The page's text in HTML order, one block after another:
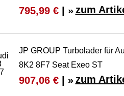
795,99 €| » zum
JP GROUP Turbolader für
8K2 8F7 Seat Exeo ST
907,06 €| » zum